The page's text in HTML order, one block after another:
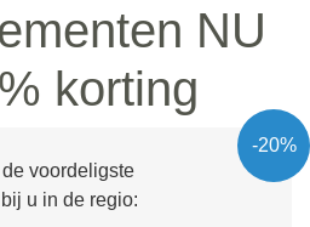
NU
korting
-20%
voordeligste
u in de regio: